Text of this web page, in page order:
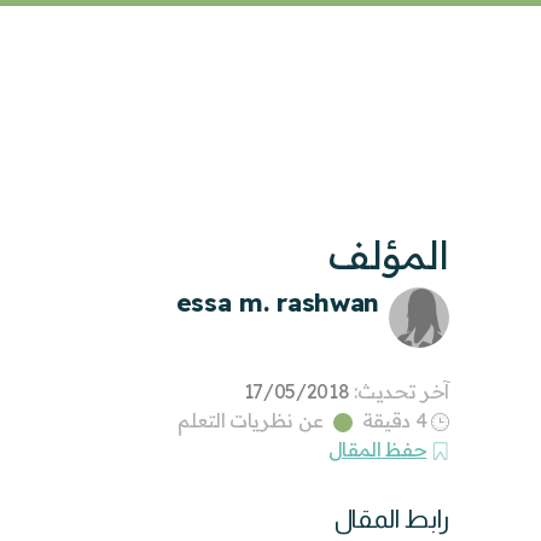
المؤلف
essa m. rashwan
آخر تحديث: 17/05/2018
4 دقيقة
عن نظريات التعلم
حفظ المقال
رابط المقال